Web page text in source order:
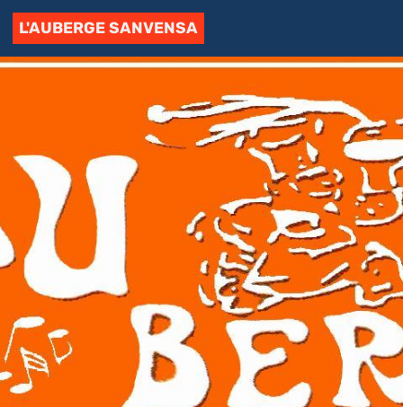
L'AUBERGE SANVENSA